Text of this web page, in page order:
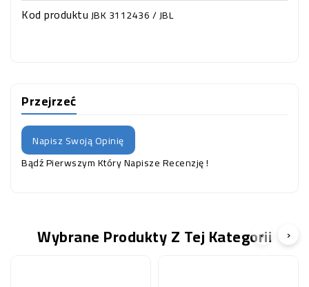
Kod produktuJBK 3112436 / JBL
Przejrzeć
Napisz Swoją Opinię
Bądź Pierwszym Który Napisze Recenzję !
Wybrane Produkty Z Tej Kategorii
‹ ›